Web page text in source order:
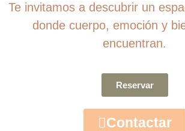
Te invitamos a descubrir un
donde cuerpo, emoción y
encuentran.
Reservar
Contactar